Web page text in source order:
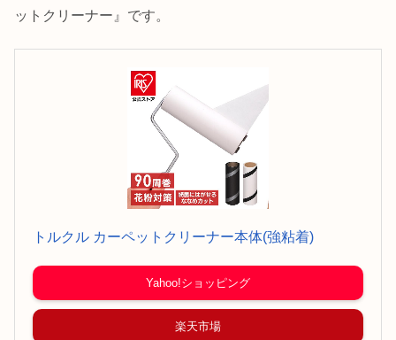
ットクリーナー』です。
トルクル カーペットクリーナー本体(強粘着)
Yahoo!ショッピング
楽天市場